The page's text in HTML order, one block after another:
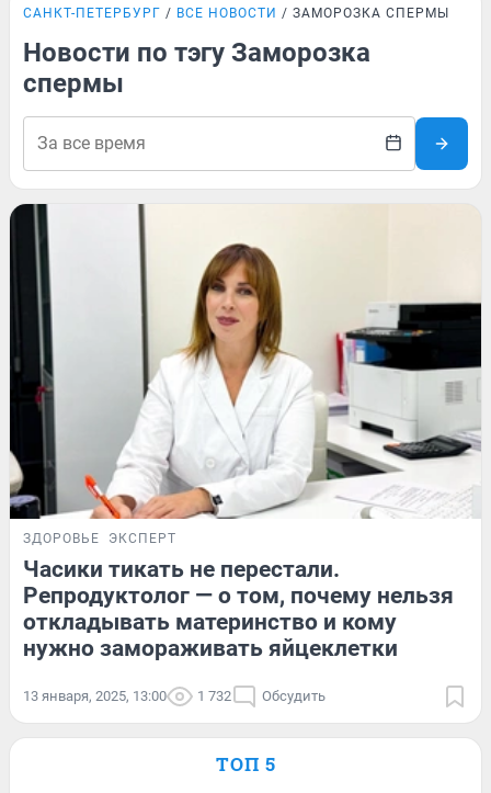
САНКТ-ПЕТЕРБУРГ ВСЕ НОВОСТИ ЗАМОРОЗКА СПЕРМЫ
Новости по тэгу Заморозка
спермы
ЗДОРОВЬЕ ЭКСПЕРТ
Часики тикать не перестали.
Репродуктолог — о том, почему нельзя
откладывать материнство и кому
нужно замораживать яйцеклетки
13 января, 2025, 13:00 1 732 Обсудить
ТОП 5